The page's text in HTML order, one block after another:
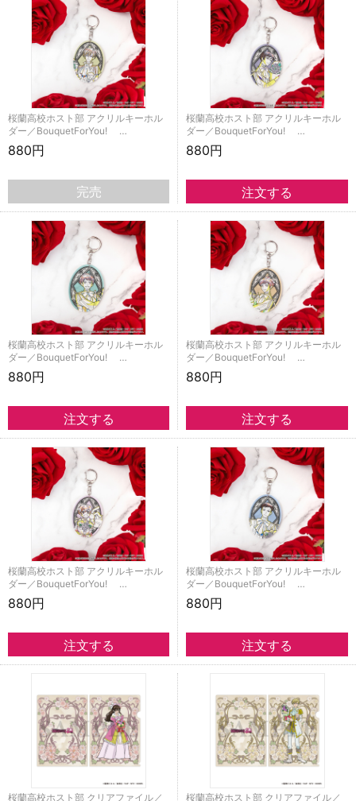
桜蘭高校ホスト部 アクリルキーホル
ダー／BouquetForYou! …
880円
完売
桜蘭高校ホスト部 アクリルキーホル
ダー／BouquetForYou! …
880円
桜蘭高校ホスト部 アクリルキーホル
ダー／BouquetForYou! …
880円
桜蘭高校ホスト部 アクリルキーホル
ダー／BouquetForYou! …
880円
桜蘭高校ホスト部 アクリルキーホル
ダー／BouquetForYou! …
880円
桜蘭高校ホスト部 アクリルキーホル
ダー／BouquetForYou! …
880円
桜蘭高校ホスト部 クリアファイル／ 桜蘭高校ホスト部 クリアファイル／